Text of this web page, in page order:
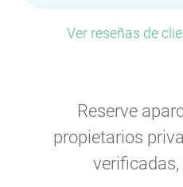
Ver reseñas de
Reserve
propietarios
verificadas,